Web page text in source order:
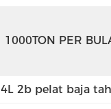
1000TON PER
2b pelat baja